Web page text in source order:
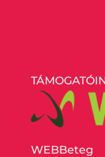
WEBBeteg